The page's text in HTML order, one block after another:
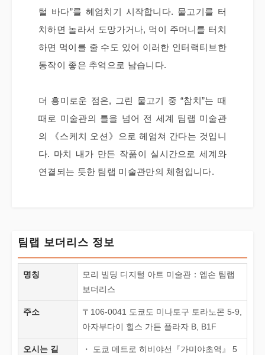
털 바다”를 헤엄치기 시작합니다. 물고기를 터
치하면 놀라서 도망가거나, 먹이 주머니를 터치
하면 먹이를 줄 수도 있어 이러한 인터랙티브한
동작이 좋은 추억으로 남습니다.
더 흥미로운 점은, 그린 물고기 중 “참치”는 때
때로 미술관의 틀을 넘어 전 세계 팀랩 미술관
의 《스케치 오션》으로 헤엄쳐 간다는 것입니
다. 마치 내가 만든 작품이 실시간으로 세계와
연결되는 듯한 팀랩 미술관만의 체험입니다.
팀랩 보더리스 정보
명칭
모리 빌딩 디지털 아트 미술관：엡손 팀랩
보더리스
주소
〒106-0041 도쿄도 미나토구 토라노몬 5-9,
아자부다이 힐스 가든 플라자 B, B1F
오시는 길
・ 도쿄 메트로 히비야선『가미야초역』 5